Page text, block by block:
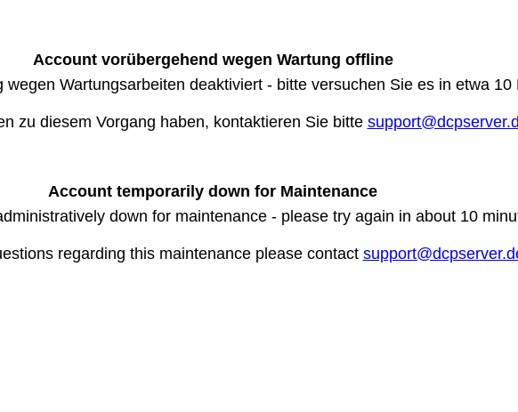
Account vorübergehend wegen Wartung offline
wegen Wartungsarbeiten deaktiviert - bitte versuchen Sie es in etwa 10
zu diesem Vorgang haben, kontaktieren Sie bitte
Account temporarily down for Maintenance
down for maintenance - please try again in about 10
regarding this maintenance please contact